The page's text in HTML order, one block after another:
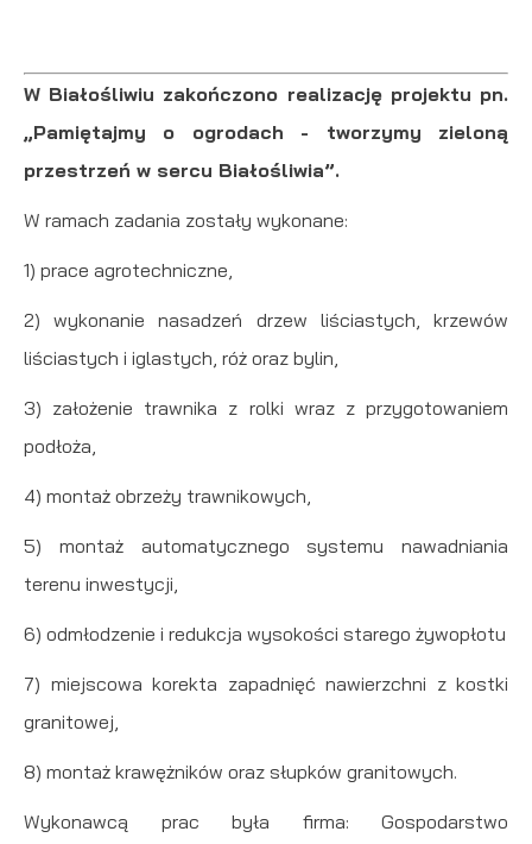
W Białośliwiu zakończono realizację projektu pn.
„Pamiętajmy o ogrodach - tworzymy zieloną
przestrzeń w sercu Białośliwia”.
W ramach zadania zostały wykonane:
1) prace agrotechniczne,
2) wykonanie nasadzeń drzew liściastych, krzewów
liściastych i iglastych, róż oraz bylin,
3) założenie trawnika z rolki wraz z przygotowaniem
podłoża,
4) montaż obrzeży trawnikowych,
5) montaż automatycznego systemu nawadniania
terenu inwestycji,
6) odmłodzenie i redukcja wysokości starego żywopłotu
7) miejscowa korekta zapadnięć nawierzchni z kostki
granitowej,
8) montaż krawężników oraz słupków granitowych.
Wykonawcą prac była firma: Gospodarstwo